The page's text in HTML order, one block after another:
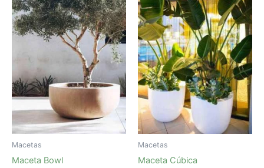
Macetas
Maceta Bowl
Macetas
Maceta Cúbica